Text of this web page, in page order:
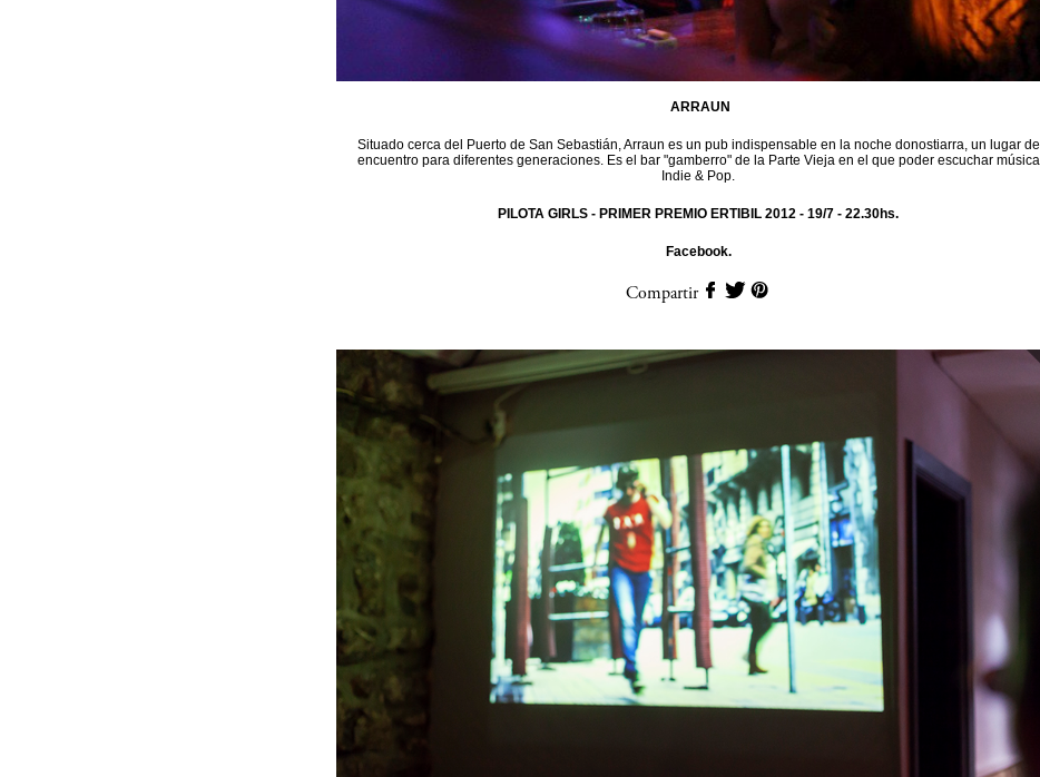
ARRAUN
Situado cerca del Puerto de San Sebastián, Arraun es un pub indispensable en la noche donostiarra, un lugar de
encuentro para diferentes generaciones. Es el bar "gamberro" de la Parte Vieja en el que poder escuchar música
Indie & Pop.
PILOTA GIRLS - PRIMER PREMIO ERTIBIL 2012 - 19/7 - 22.30hs.
Facebook.
Compartir